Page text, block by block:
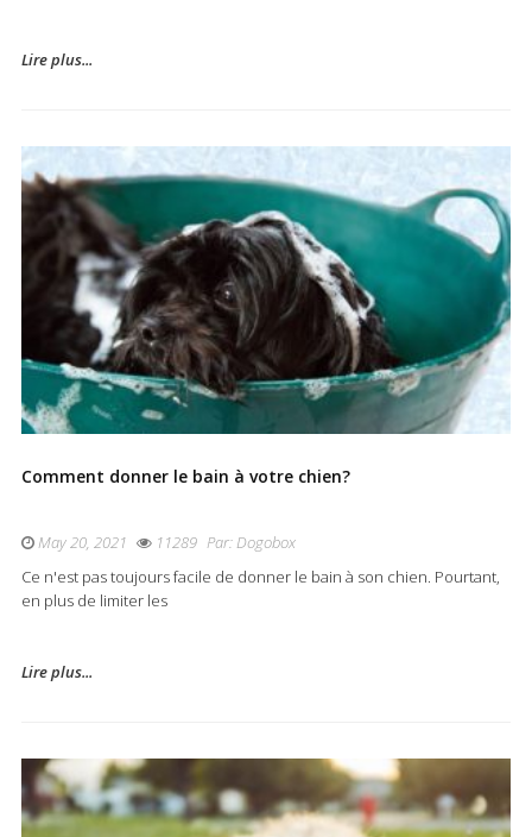
Lire plus...
Comment donner le bain à votre chien?
May 20, 2021 11289 Par:Dogobox
Ce n'est pas toujours facile de donner le bain à son chien. Pourtant,
en plus de limiter les
Lire plus...